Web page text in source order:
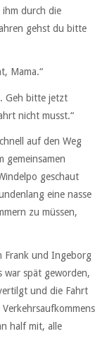
ihm durch die
gehst du bitte
Mama.“
Geh bitte jetzt
nicht musst.“
auf den Weg
gemeinsamen
geschaut
eine nasse
zu müssen,
Frank und Ingeborg
war spät geworden,
und die Fahrt
half mit, alle